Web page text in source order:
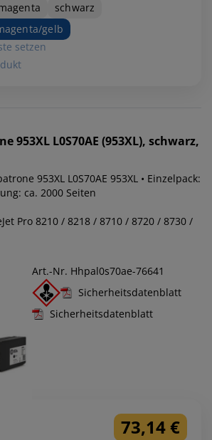
schwarz
gelb
setzen
953XL L0S70AE (953XL), schwarz,
953XL L0S70AE 953XL • Einzelpack:
ca. 2000 Seiten
Pro 8210 / 8218 / 8710 / 8720 / 8730 /
Art.-Nr. Hhpal0s70ae-76641
Sicherheitsdatenblatt
Sicherheitsdatenblatt
73,14 €